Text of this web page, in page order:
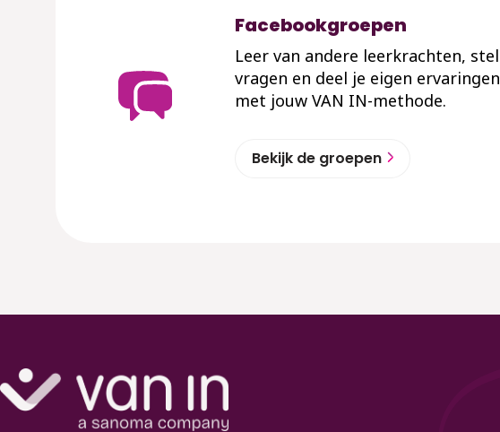
Facebookgroepen
Leer van andere leerkrachten, stel
vragen en deel je eigen ervaringen
met jouw VAN IN-methode.
Bekijk de groepen